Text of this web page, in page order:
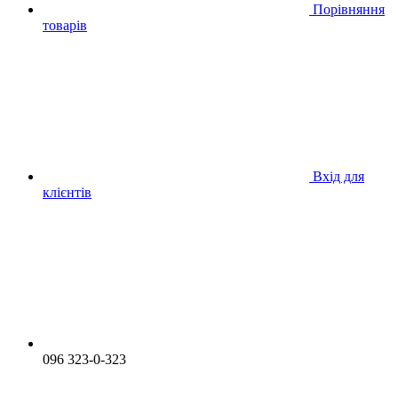
Порівняння
товарів
Вхід для
клієнтів
096 323-0-323